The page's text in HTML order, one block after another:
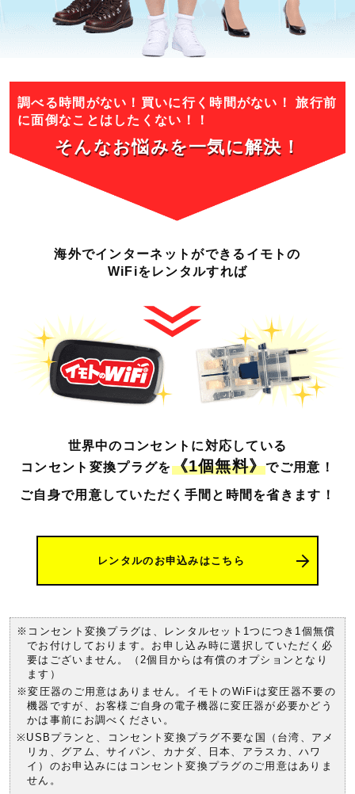
調べる時間がない！買いに行く時間がない！旅行前
に面倒なことはしたくない！！
そんなお悩みを一気に解決！
海外でインターネットができる イモトの
WiFiをレンタルすれば
世界中のコンセントに対応している
コンセント変換プラグを《1個無料》でご用意！
ご自身で用意していただく手間と時間を省きます！
レンタルのお申込みはこちら
※コンセント変換プラグは、レンタルセット1つにつき1個無償
でお付けしております。お申し込み時に選択していただく必
要はございません。（2個目からは有償のオプションとなり
ます）
※変圧器のご用意はありません。イモトのWiFiは変圧器不要の
機器ですが、お客様ご自身の電子機器に変圧器が必要かどう
かは事前にお調べください。
※USBプランと、コンセント変換プラグ不要な国（台湾、アメ
リカ、グアム、サイパン、カナダ、日本、アラスカ、ハワ
イ）のお申込みにはコンセント変換プラグのご用意はありま
せん。